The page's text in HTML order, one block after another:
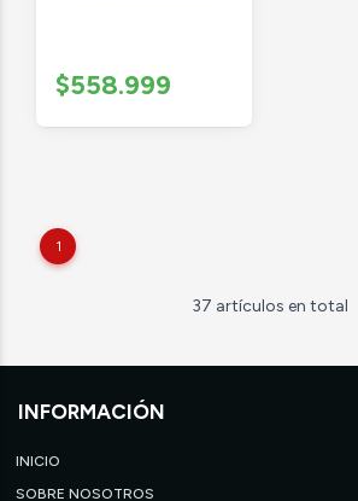
$558.999
1
37 artículos en total
INFORMACIÓN
INICIO
SOBRE NOSOTROS